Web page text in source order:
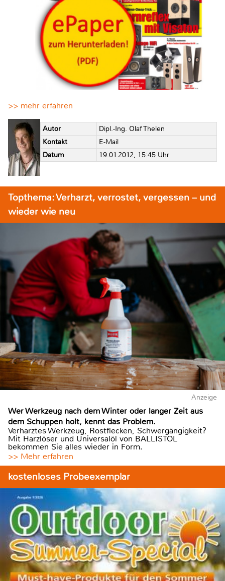
>> mehr erfahren
Autor
Dipl.-Ing. Olaf Thelen
Kontakt
E-Mail
Datum
19.01.2012, 15:45 Uhr
Topthema: Verharzt, verrostet, vergessen – und
wieder wie neu
Anzeige
Wer Werkzeug nach dem Winter oder langer Zeit aus
dem Schuppen holt, kennt das Problem.
Verharztes Werkzeug, Rostflecken, Schwergängigkeit?
Mit Harzlöser und Universalöl von BALLISTOL
bekommen Sie alles wieder in Form.
>> Mehr erfahren
kostenloses Probeexemplar